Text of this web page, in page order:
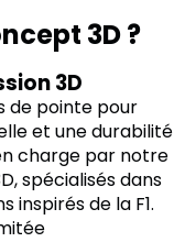
3D ?
3D
de pointe pour
et une durabilité
charge par notre
spécialisés dans
inspirés de la F1.